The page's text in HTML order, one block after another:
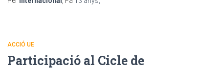
ACCIÓ UE
Participació al Cicle de